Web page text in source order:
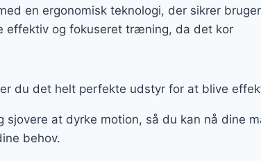
en ergonomisk teknologi, der sikrer
effektiv og fokuseret træning, da det kor
du det helt perfekte udstyr for at blive
sjovere at dyrke motion, så du kan nå dine
behov.